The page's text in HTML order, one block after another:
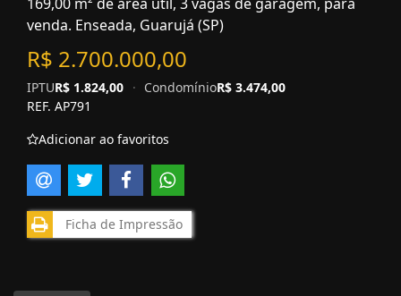
venda. Enseada, Guarujá (SP)
R$ 2.700.000,00
IPTUR$ 1.824,00 · CondomínioR$ 3.474,00
REF. AP791
Adicionar ao favoritos
Ficha de Impressão